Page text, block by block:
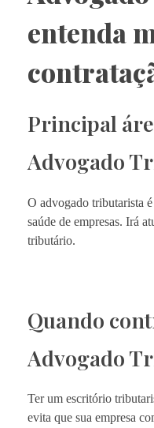
entenda
Principal
Advogado
O advogado tributarista
saúde de empresas. Irá
tributário.
Quando
Advogado
Ter um escritório
evita que sua empresa